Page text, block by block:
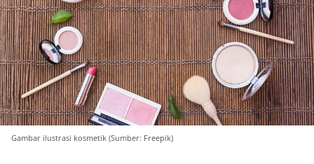
Gambar ilustrasi kosmetik (Sumber: Freepik)